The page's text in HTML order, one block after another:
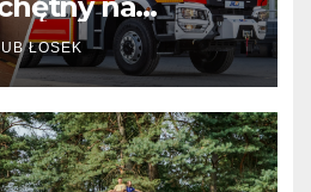
ŁOSEK